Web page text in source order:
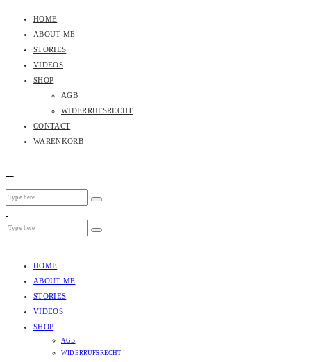
HOME
ABOUT ME
STORIES
VIDEOS
SHOP
AGB
WIDERRUFSRECHT
CONTACT
WARENKORB
HOME
ABOUT ME
STORIES
VIDEOS
SHOP
AGB
WIDERRUFSRECHT